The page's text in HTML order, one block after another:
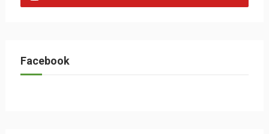
Facebook